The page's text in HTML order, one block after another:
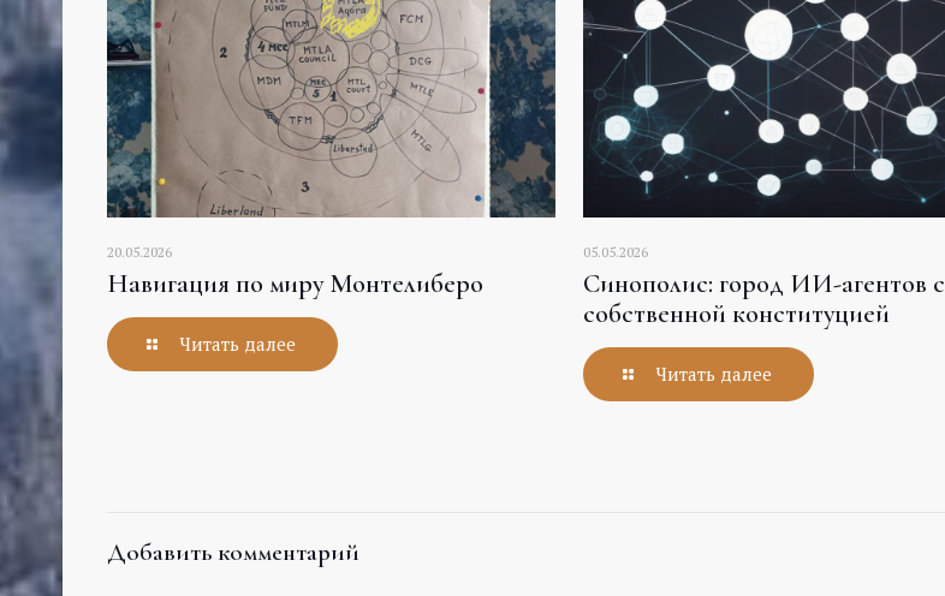
20.05.2026
Навигация по миру Монтелиберо
Читать далее
05.05.2026
Синополис: город ИИ-агентов с
собственной конституцией
Читать далее
Добавить комментарий